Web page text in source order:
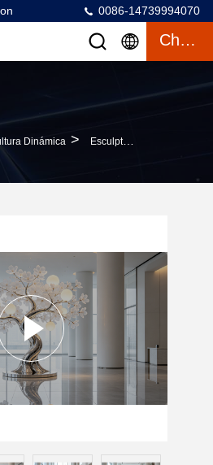
0086-14739994070
Charlar
Dinámica > Esculptura De Árbol De Acero Inoxidable Pulido Con Iluminación LED Blanca Fresca Y Altura Y Tamaño Personalizables